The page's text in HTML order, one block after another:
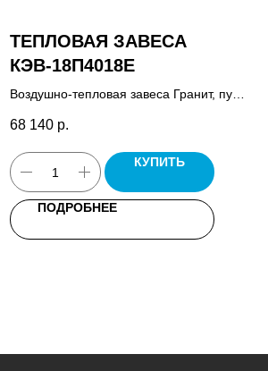
ТЕПЛОВАЯ ЗАВЕСА
КЭВ-18П4018Е
Воздушно-тепловая завеса Гранит, пульт
зависимости от корпуса, комплект
крепежных кронштейнов, паспорт.
68 140 р.
КУПИТЬ
ПОДРОБНЕЕ